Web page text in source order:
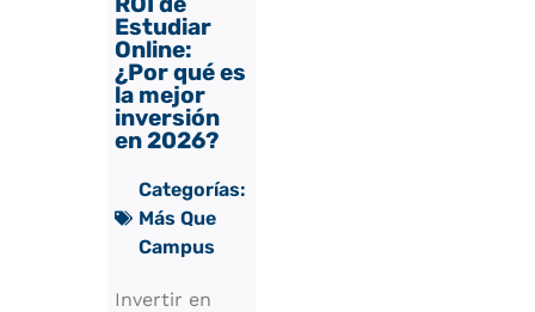
Estudiar
Online:
¿Por qué es
la mejor
inversión
en 2026?
Categorías:
Más Que
Campus
Invertir en